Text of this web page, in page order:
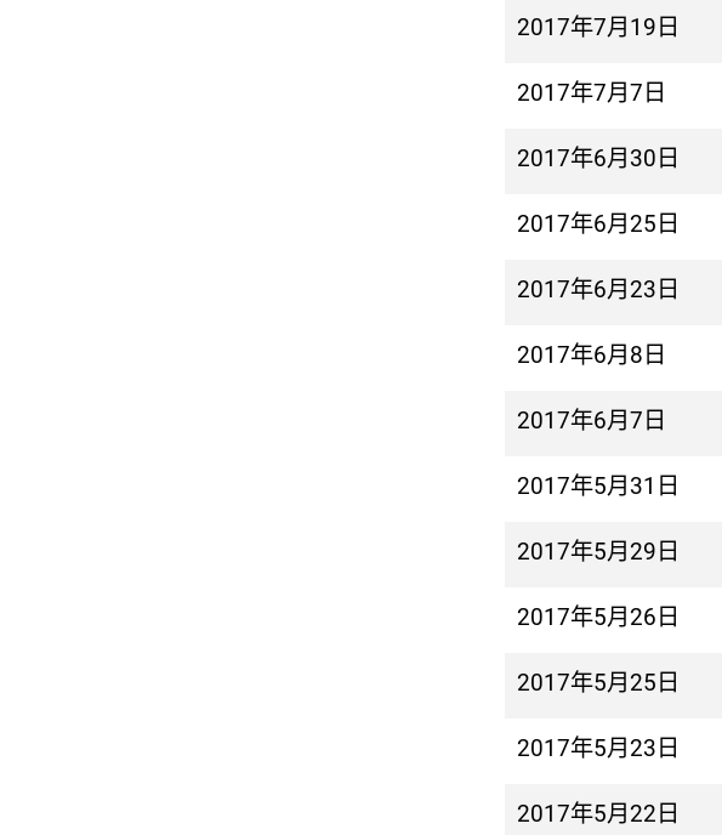
2017年7月19日
2017年7月7日
2017年6月30日
2017年6月25日
2017年6月23日
2017年6月8日
2017年6月7日
2017年5月31日
2017年5月29日
2017年5月26日
2017年5月25日
2017年5月23日
2017年5月22日